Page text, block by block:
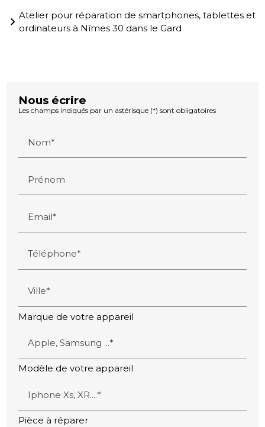
Atelier pour réparation de smartphones, tablettes et
ordinateurs à Nîmes 30 dans le Gard
Nous écrire
Les champs indiqués par un astérisque (*) sont obligatoires
Nom*
Prénom
Email*
Téléphone*
Ville*
Marque de votre appareil
Apple, Samsung ...*
Modèle de votre appareil
Iphone Xs, XR....*
Pièce à réparer